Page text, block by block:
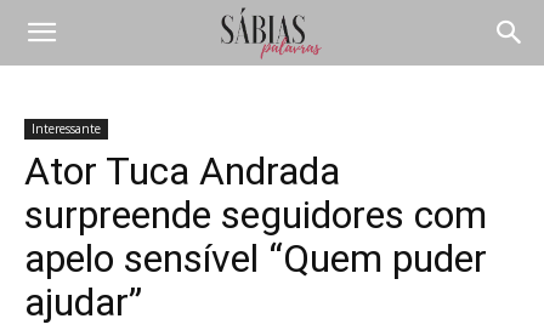
Interessante
Ator Tuca Andrada
surpreende seguidores com
apelo sensível “Quem puder
ajudar”